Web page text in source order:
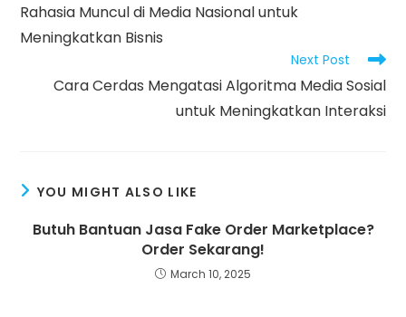
articles
Rahasia Muncul di Media Nasional untuk
Meningkatkan Bisnis
Next Post
Cara Cerdas Mengatasi Algoritma Media Sosial
untuk Meningkatkan Interaksi
YOU MIGHT ALSO LIKE
Butuh Bantuan Jasa Fake Order Marketplace?
Order Sekarang!
March 10, 2025